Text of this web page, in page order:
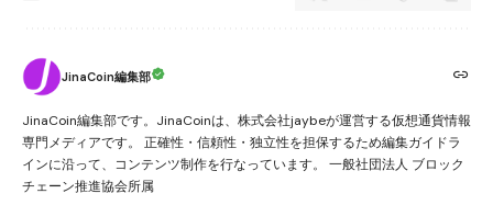
JinaCoin編集部
JinaCoin編集部です。JinaCoinは、株式会社jaybeが運営する仮想通貨情報
専門メディアです。 正確性・信頼性・独立性を担保するため編集ガイドラ
インに沿って、コンテンツ制作を行なっています。 一般社団法人 ブロック
チェーン推進協会所属